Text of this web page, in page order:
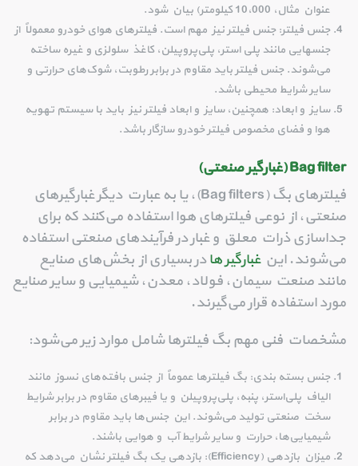
عنوان مثال، 10،000 کیلومتر) بیان شود.
جنس فیلتر: جنس فیلتر نیز مهم است. فیلترهای هوای خودرو معمولاً از
جنسهایی مانند پلی استر، پلی‌پروپیلن، کاغذ سلولزی و غیره ساخته
می‌شوند. جنس فیلتر باید مقاوم در برابر رطوبت، شوک‌های حرارتی و
سایر شرایط محیطی باشد.
سایز و ابعاد: همچنین، سایز و ابعاد فیلتر نیز باید با سیستم تهویه
هوا و فضای مخصوص فیلتر خودرو سازگار باشد.
Bag filter ( غبارگیر صنعتی)
فیلترهای بگ (Bag filters)، یا به عبارت دیگر غبارگیرهای
صنعتی، از نوعی فیلترهای هوا استفاده می‌کنند که برای
جداسازی ذرات معلق و غبار در فرآیندهای صنعتی استفاده
می‌شوند. اینغبارگیر هادر بسیاری از بخش‌های صنایع
مانند صنعت سیمان، فولاد، معدن، شیمیایی و سایر صنایع
مورد استفاده قرار می‌گیرند.
مشخصات فنی مهم بگ فیلترها شامل موارد زیر می‌شود:
جنس بسته بندی: بگ فیلترها عموماً از جنس بافته‌های نسوز مانند
الیاف پلی‌استر، پنبه، پلی‌پروپیلن و یا فیبرهای مقاوم در برابر شرایط
سخت صنعتی تولید می‌شوند. این جنس‌ها باید مقاوم در برابر
شیمیایی‌ها، حرارت و سایر شرایط آب و هوایی باشند.
میزان بازدهی (Efficiency): بازدهی یک بگ فیلتر نشان می‌دهد که